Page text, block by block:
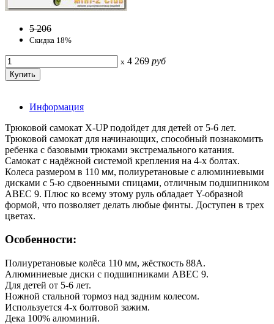
5 206
Скидка 18%
x 4 269 руб
Информация
Трюковой самокат X-UP подойдет для детей от 5-6 лет.
Трюковой самокат для начинающих, способный познакомить
ребенка с базовыми трюками экстремального катания.
Самокат с надёжной системой крепления на 4-х болтах.
Колеса размером в 110 мм, полиуретановые с алюминиевыми
дисками с 5-ю сдвоенными спицами, отличным подшипником
ABEC 9. Плюс ко всему этому руль обладает Y-образной
формой, что позволяет делать любые финты. Доступен в трех
цветах.
Особенности:
Полиуретановые колёса 110 мм, жёсткость 88А.
Алюминиевые диски с подшипниками ABEC 9.
Для детей от 5-6 лет.
Ножной стальной тормоз над задним колесом.
Используется 4-х болтовой зажим.
Дека 100% алюминий.